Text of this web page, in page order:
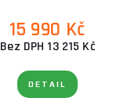
15 990 Kč
Bez DPH 13 215 Kč
DETAIL